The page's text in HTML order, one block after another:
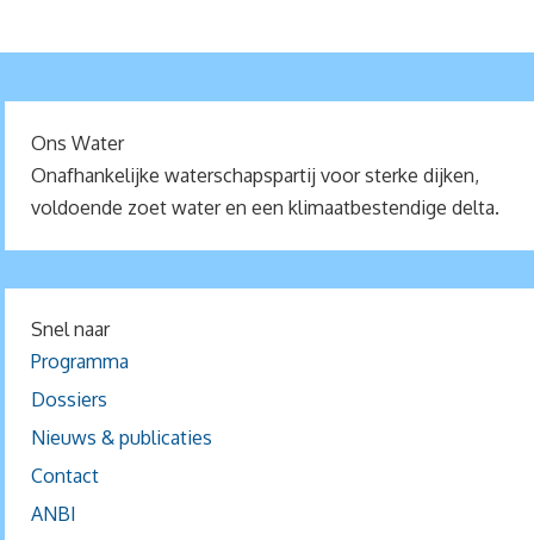
Ons Water
Onafhankelijke waterschapspartij voor sterke dijken,
voldoende zoet water en een klimaatbestendige delta.
Snel naar
Programma
Dossiers
Nieuws & publicaties
Contact
ANBI